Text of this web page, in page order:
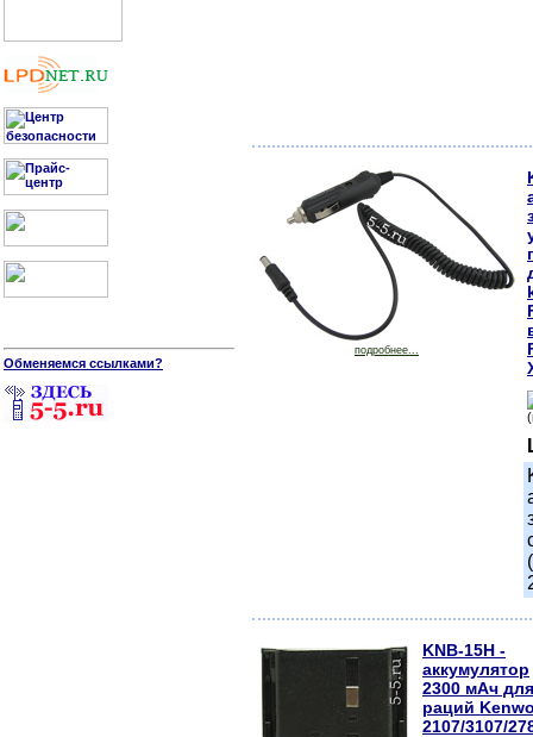
Обменяемся ссылками?
подробнее...
KNB-15H -
аккумулятор
2300 мАч для
раций
2107/3107/